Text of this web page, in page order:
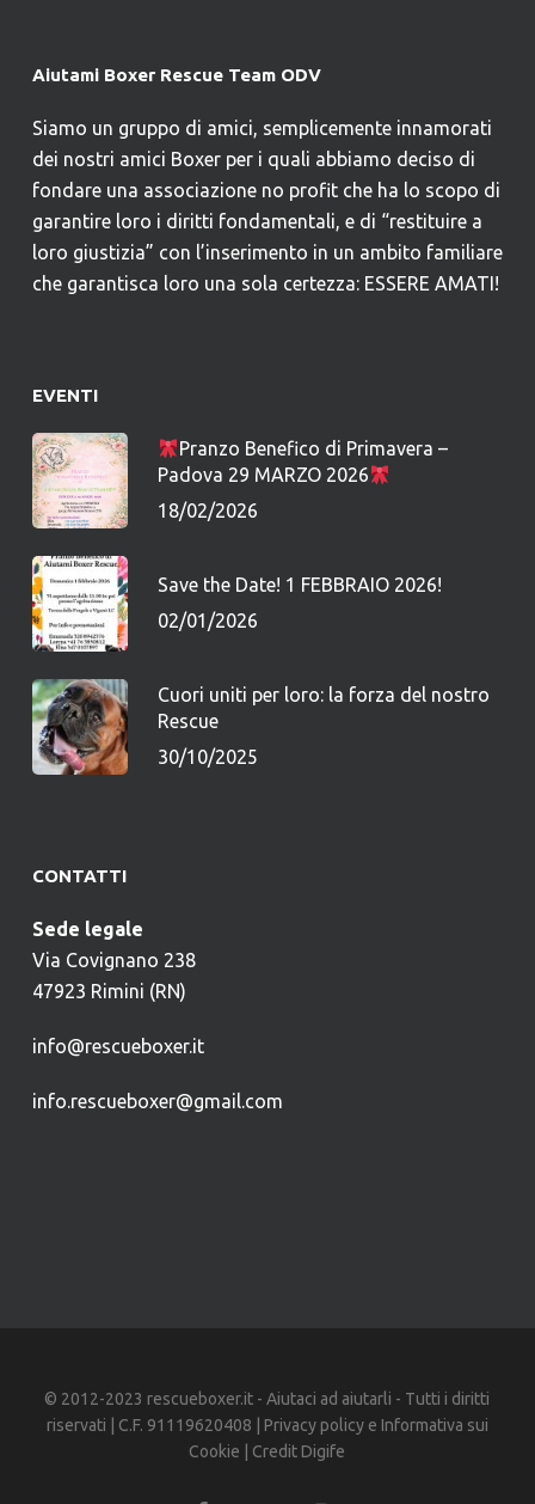
Aiutami Boxer Rescue Team ODV
Siamo un gruppo di amici, semplicemente innamorati
dei nostri amici Boxer per i quali abbiamo deciso di
fondare una associazione no profit che ha lo scopo di
garantire loro i diritti fondamentali, e di “restituire a
loro giustizia” con l’inserimento in un ambito familiare
che garantisca loro una sola certezza: ESSERE AMATI!
EVENTI
Pranzo Benefico di Primavera –
Padova 29 MARZO 2026
18/02/2026
Save the Date! 1 FEBBRAIO 2026!
02/01/2026
Cuori uniti per loro: la forza del nostro
Rescue
30/10/2025
CONTATTI
Sede legale
Via Covignano 238
47923 Rimini (RN)
info@rescueboxer.it
info.rescueboxer@gmail.com
© 2012-2023 rescueboxer.it - Aiutaci ad aiutarli - Tutti i diritti
riservati | C.F. 91119620408 | Privacy policye Informativa sui
Cookie | Credit Digife